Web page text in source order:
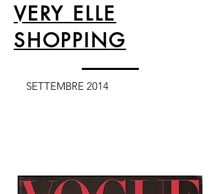
VERY ELLE
SHOPPING
SETTEMBRE 2014